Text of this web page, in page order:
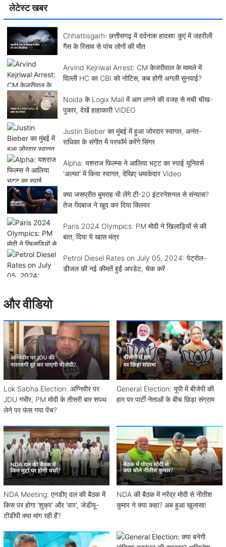
लेटेस्ट खबर
Chhattisgarh: छत्तीसगढ़ में दर्दनाक हादसा! कुएं में जहरीली
गैस के रिसाव से पांच लोगों की मौत
Arvind Kejriwal Arrest: CM केजरीवाल के मामले में
दिल्ली HC का CBI को नोटिस, कब होगी अगली सुनवाई?
Noida के Logix Mall में आग लगने की वजह से मची चीख-
पुकार, देखें हाहाकारी VIDEO
Justin Bieber का मुंबई में हुआ जोरदार स्वागत, अनंत-
राधिका के संगीत में परफॉर्म करेंगे सिंगर
Alpha: यशराज फिल्म्स ने आलिया भट्ट का स्पाई यूनिवर्स
'अल्फा' में किया स्वागत, देखिए धमाकेदार Video
क्या जसप्रीत बुमराह भी लेंगे टी-20 इंटरनेशनल से संन्यास?
तेज गेंदबाज ने खुद कर दिया क्लियर
Paris 2024 Olympics: PM मोदी ने खिलाड़ियों से की
बात, दिया ये खास मंत्र
Petrol Diesel Rates on July 05, 2024: पेट्रोल-
डीजल की नई कीमतें हुईं अपडेट, चेक करें
और वीडियो
Lok Sabha Election: अग्निवीर पर
JDU गंभीर, PM मोदी के तीसरी बार शपथ
लेने पर फंस गया पेंच?
General Election: यूपी में बीजेपी की
हार पर पार्टी नेताओं के बीच छिड़ा संग्राम
NDA Meeting: एनडीए दल की बैठक में
किस पर होगा 'शुक्र' और 'वार', जेडीयू-
टीडीपी क्या मांग रही हैं?
NDA की बैठक में नरेंद्र मोदी से नीतीश
कुमार ने क्या कहा? अब हुआ खुलासा!